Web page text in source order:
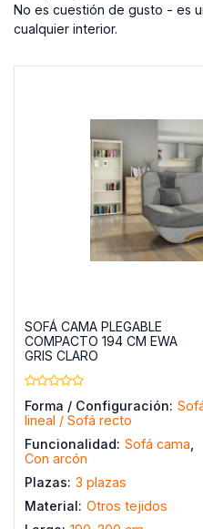
No es cuestión de gusto - es
cualquier interior.
SOFÁ CAMA PLEGABLE
COMPACTO 194 CM EWA
GRIS CLARO
Forma / Configuración:
lineal / Sofá recto
Funcionalidad: Sofá cama
Con arcón
Plazas: 3 plazas
Material: Otros tejidos